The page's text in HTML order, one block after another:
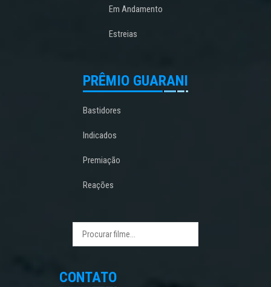
Em Andamento
Estreias
PRÊMIO GUARANI
Bastidores
Indicados
Premiação
Reações
CONTATO